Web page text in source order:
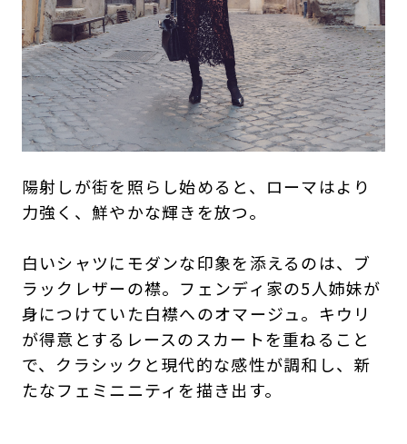
陽射しが街を照らし始めると、ローマはより
力強く、鮮やかな輝きを放つ。
白いシャツにモダンな印象を添えるのは、ブ
ラックレザーの襟。フェンディ家の5人姉妹が
身につけていた白襟へのオマージュ。キウリ
が得意とするレースのスカートを重ねること
で、クラシックと現代的な感性が調和し、新
たなフェミニニティを描き出す。